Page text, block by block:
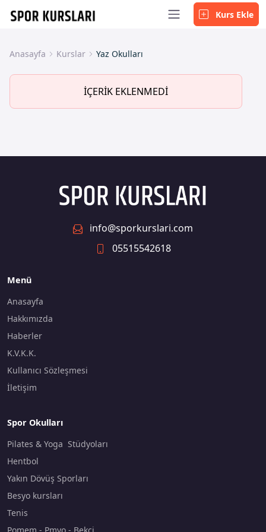
Kurs Ekle
Anasayfa Kurslar Yaz Okulları
İÇERİK EKLENMEDİ
info@sporkurslari.com
05515542618
Menü
Anasayfa
Hakkımızda
Haberler
K.V.K.K.
Kullanıcı Sözleşmesi
İletişim
Spor Okulları
Pilates & Yoga Stüdyoları
Hentbol
Yakın Dövüş Sporları
Besyo kursları
Tenis